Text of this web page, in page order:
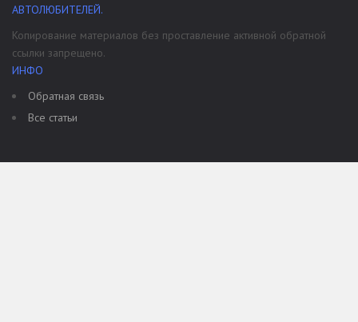
АВТОЛЮБИТЕЛЕЙ.
Копирование материалов без проставление активной обратной
ссылки запрещено.
ИНФО
Обратная связь
Все статьи